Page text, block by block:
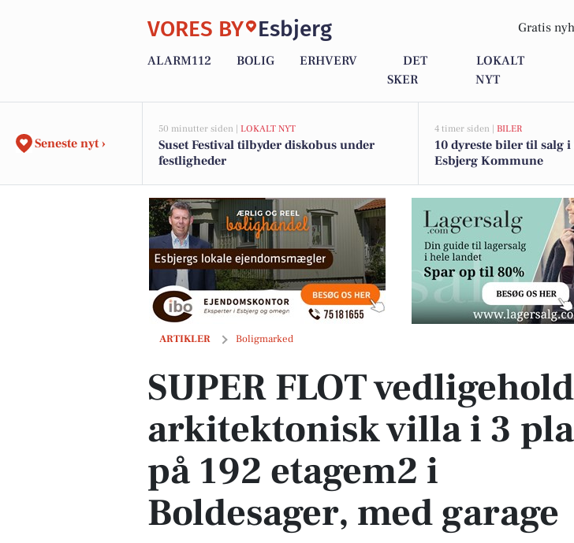
VORES BY Esbjerg Gratis
ALARM112 BOLIG ERHVERV
DET
SKER
LOKALT
NYT
Seneste nyt ›
50 minutter siden | LOKALT NYT
Suset Festival tilbyder diskobus under
festligheder
4 timer siden | BILER
10 dyreste biler til salg
Esbjerg Kommune
ARTIKLER Boligmarked
SUPER FLOT vedligeholdt arkitektonisk villa i 3 plan på 192 etagem2 i Boldesager, med
SUPER FLOT
arkitektonisk villa i 3
på 192 etagem2 i
Boldesager, med garage